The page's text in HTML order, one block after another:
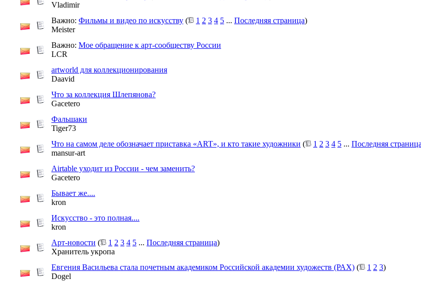
Vladimir
Важно: Фильмы и видео по искусству ( 1 2 3 4 5 ... Последняя страница)
Meister
Важно: Мое обращение к арт-сообществу России
LCR
artworld для коллекционирования
Daavid
Что за коллекция Шлепянова?
Gacetero
Фальшаки
Tiger73
Что на самом деле обозначает приставка «ART», и кто такие художники ( 1 2 3 4 5 ... Последняя страница
mansur-art
Airtable уходит из России - чем заменить?
Gacetero
Бывает же....
kron
Искусство - это полная....
kron
Арт-новости ( 1 2 3 4 5 ... Последняя страница)
Хранитель укропа
Евгения Васильева стала почетным академиком Российской академии художеств (РАХ) ( 1 2 3)
Dogel